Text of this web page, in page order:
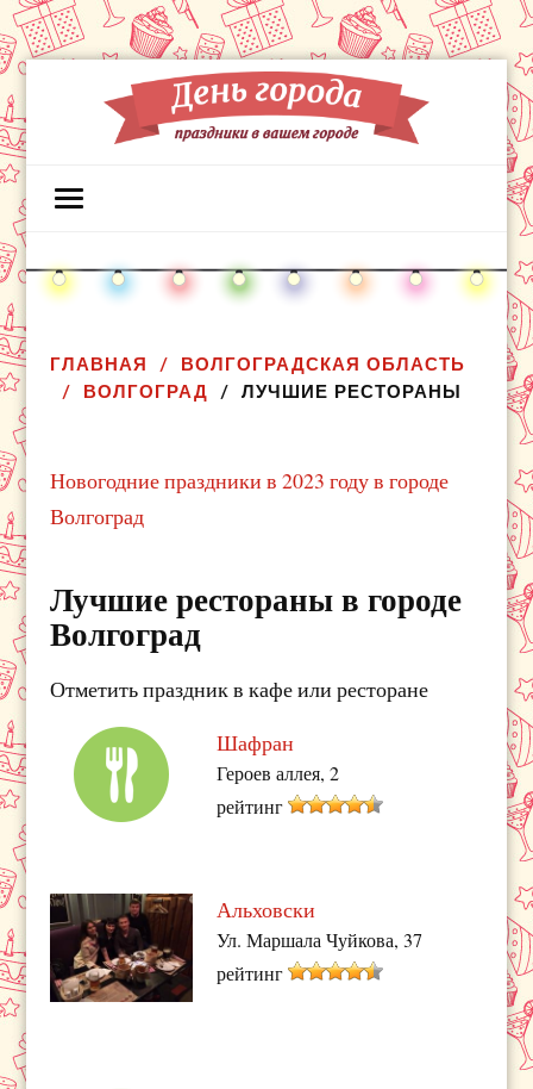
ГЛАВНАЯ
ВОЛГОГРАДСКАЯ ОБЛАСТЬ
ВОЛГОГРАД
ЛУЧШИЕ РЕСТОРАНЫ
Новогодние праздники в 2023 году в городе
Волгоград
Лучшие рестораны в городе
Волгоград
Отметить праздник в кафе или ресторане
Шафран
Героев аллея, 2
рейтинг
Альховски
Ул. Маршала Чуйкова, 37
рейтинг